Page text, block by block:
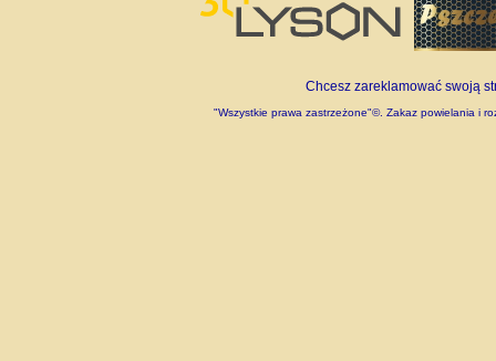
Chcesz zareklamować swoją
"Wszystkie prawa zastrzeżone"©. Zakaz powielania i